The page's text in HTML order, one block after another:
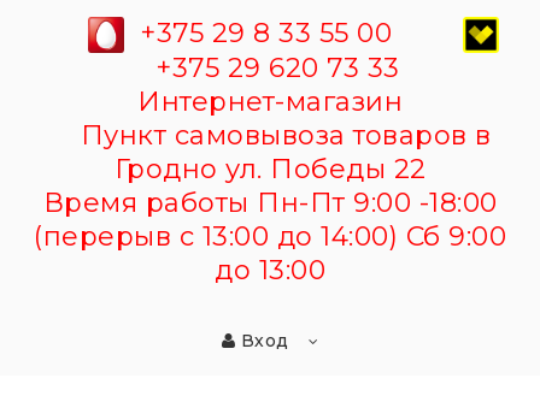
+375 29 8 33 55 00
+375 29 620 73 33
Интернет-магазин
Пункт самовывоза товаров в
Гродно ул. Победы 22
Время работы Пн-Пт 9:00 -18:00
(перерыв с 13:00 до 14:00) Сб 9:00
до 13:00
Вход